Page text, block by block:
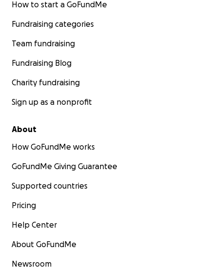
Thank you from the bottom of my heart for your
How to start a GoFundMe
Fundraising categories
Team fundraising
Fundraising Blog
Charity fundraising
Sign up as a nonprofit
About
How GoFundMe works
GoFundMe Giving Guarantee
Supported countries
Pricing
Help Center
About GoFundMe
Newsroom